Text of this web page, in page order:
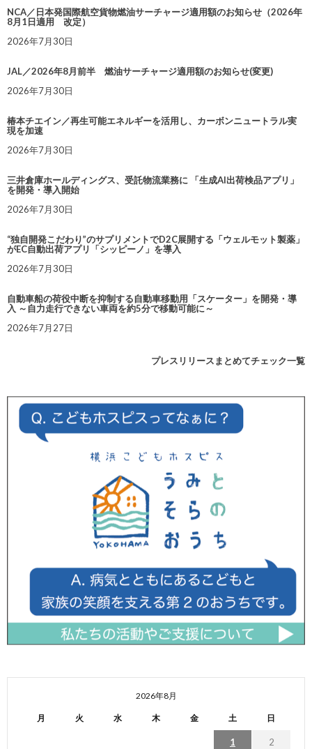
NCA／日本発国際航空貨物燃油サーチャージ適用額のお知らせ（2026年
8月1日適用 改定）
2026年7月30日
JAL／2026年8月前半 燃油サーチャージ適用額のお知らせ(変更)
2026年7月30日
椿本チエイン／再生可能エネルギーを活用し、カーボンニュートラル実
現を加速
2026年7月30日
三井倉庫ホールディングス、受託物流業務に 「生成AI出荷検品アプリ」
を開発・導入開始
2026年7月30日
“独自開発こだわり”のサプリメントでD2C展開する「ウェルモット製薬」
がEC自動出荷アプリ「シッピーノ」を導入
2026年7月30日
自動車船の荷役中断を抑制する自動車移動用「スケーター」を開発・導
入 ～自力走行できない車両を約5分で移動可能に～
2026年7月27日
プレスリリースまとめてチェック一覧
2026年8月
月 火 水 木 金 土 日
1 2